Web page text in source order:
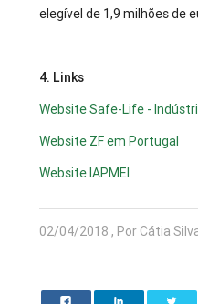
elegível de 1,9 milhões de
4. Links
Website Safe-Life -
Website ZF em Portugal
Website IAPMEI
02/04/2018 , Por Cátia